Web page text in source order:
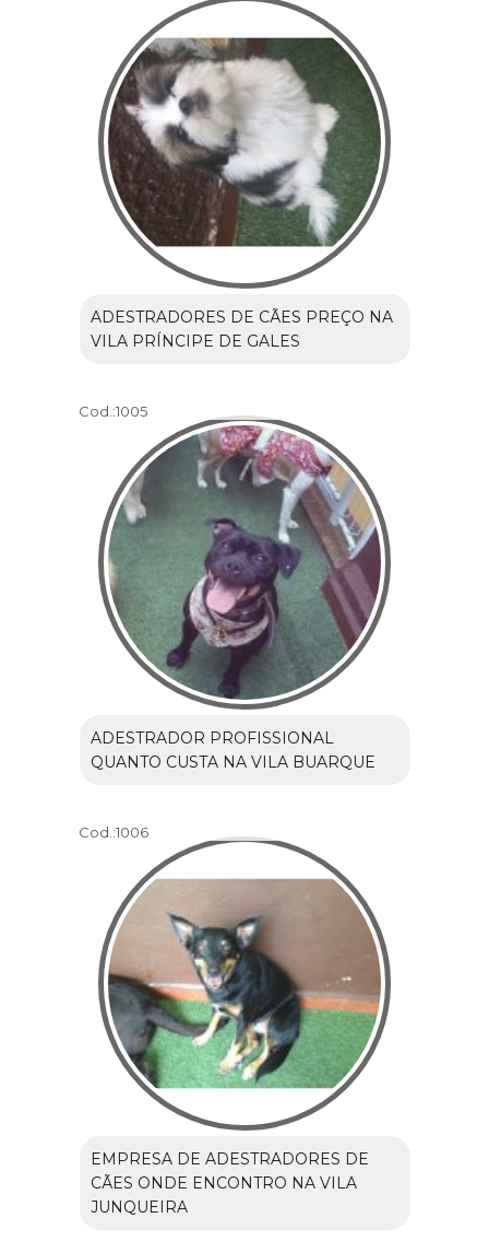
ADESTRADORES DE CÃES PREÇO NA
VILA PRÍNCIPE DE GALES
Cod.:1005
ADESTRADOR PROFISSIONAL
QUANTO CUSTA NA VILA BUARQUE
Cod.:1006
EMPRESA DE ADESTRADORES DE
CÃES ONDE ENCONTRO NA VILA
JUNQUEIRA